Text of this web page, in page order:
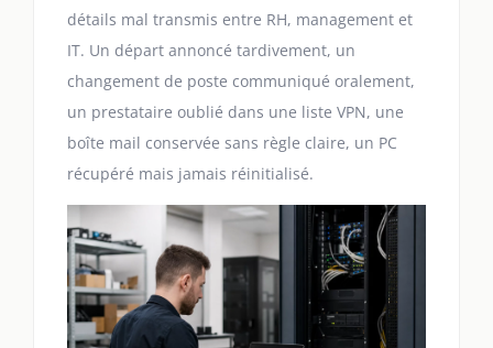
détails mal transmis entre RH, management et
IT. Un départ annoncé tardivement, un
changement de poste communiqué oralement,
un prestataire oublié dans une liste VPN, une
boîte mail conservée sans règle claire, un PC
récupéré mais jamais réinitialisé.